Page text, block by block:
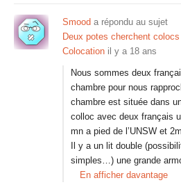
Smood a répondu au sujet
Deux potes cherchent
Colocation il y a 18 ans
Nous sommes deux
chambre pour nous
chambre est située dans
colloc avec deux français
mn a pied de l’UNSW et
Il y a un lit double
simples…) une grande
En afficher davantage